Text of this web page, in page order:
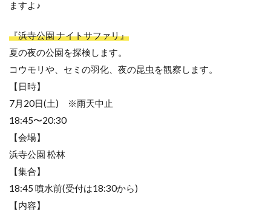
ますよ♪
『浜寺公園 ナイトサファリ』
夏の夜の公園を探検します。
コウモリや、セミの羽化、夜の昆虫を観察します。
【日時】
7月20日(土) ※雨天中止
18:45〜20:30
【会場】
浜寺公園 松林
【集合】
18:45 噴水前(受付は18:30から)
【内容】